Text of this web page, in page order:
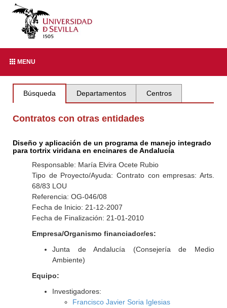
MENU
Búsqueda Departamentos Centros
Contratos con otras entidades
Diseño y aplicación de un programa de manejo integrado
para tortrix viridana en encinares de Andalucía
Responsable: María Elvira Ocete Rubio
Tipo de Proyecto/Ayuda: Contrato con empresas: Arts.
68/83 LOU
Referencia: OG-046/08
Fecha de Inicio: 21-12-2007
Fecha de Finalización: 21-01-2010
Empresa/Organismo financiador/es:
Junta de Andalucía (Consejería de Medio
Ambiente)
Equipo:
Investigadores:
Francisco Javier Soria Iglesias